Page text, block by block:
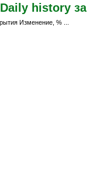
history за
Изменение, % ...